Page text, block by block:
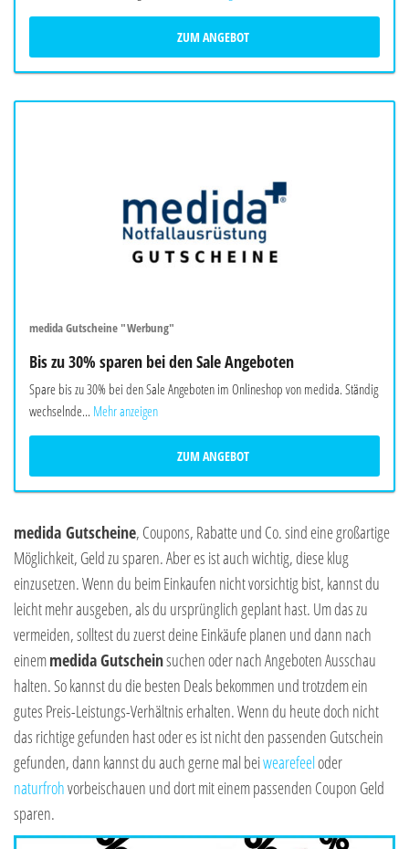
ZUM ANGEBOT
medida Gutscheine "Werbung"
Bis zu 30% sparen bei den Sale Angeboten
Spare bis zu 30% bei den Sale Angeboten im Onlineshop von medida. Ständig
wechselnde... Mehr anzeigen
ZUM ANGEBOT
medida Gutscheine, Coupons, Rabatte und Co. sind eine großartige
Möglichkeit, Geld zu sparen. Aber es ist auch wichtig, diese klug
einzusetzen. Wenn du beim Einkaufen nicht vorsichtig bist, kannst du
leicht mehr ausgeben, als du ursprünglich geplant hast. Um das zu
vermeiden, solltest du zuerst deine Einkäufe planen und dann nach
einemmedida Gutscheinsuchen oder nach Angeboten Ausschau
halten. So kannst du die besten Deals bekommen und trotzdem ein
gutes Preis-Leistungs-Verhältnis erhalten. Wenn du heute doch nicht
das richtige gefunden hast oder es ist nicht den passenden Gutschein
gefunden, dann kannst du auch gerne mal beiwearefeeloder
naturfrohvorbeischauen und dort mit einem passenden Coupon Geld
sparen.